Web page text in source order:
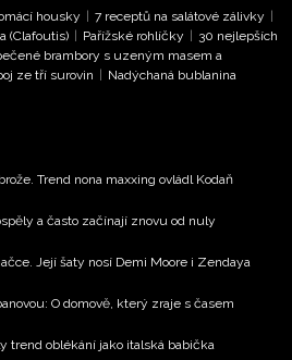
housky | 7 receptů na salátové zálivky |
(Clafoutis) | Pařížské rohlíčky | 30 nejlepších
brambory s uzeným masem a
ze tří surovin | Nadýchaná bublanina
Trend nona maxxing ovládl Kodaň
a často začínají znovu od nuly
Její šaty nosí Demi Moore i Zendaya
O domově, který zraje s časem
trend oblékání jako italská babička